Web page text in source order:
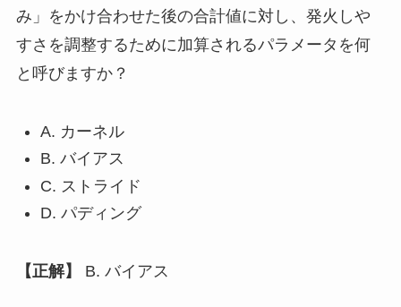
み」をかけ合わせた後の合計値に対し、発火しや
すさを調整するために加算されるパラメータを何
と呼びますか？
A. カーネル
B. バイアス
C. ストライド
D. パディング
【正解】 B. バイアス